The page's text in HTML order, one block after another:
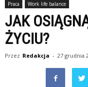
Praca Work life balance
JAK
ŻYCIU?
Przez Redakcja - 27 grudnia